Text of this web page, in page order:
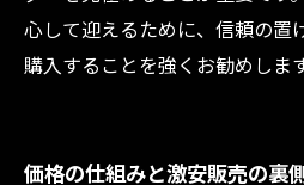
心して迎えるために、信頼の置
購入することを強くお勧めします
価格の仕組みと激安販売の裏